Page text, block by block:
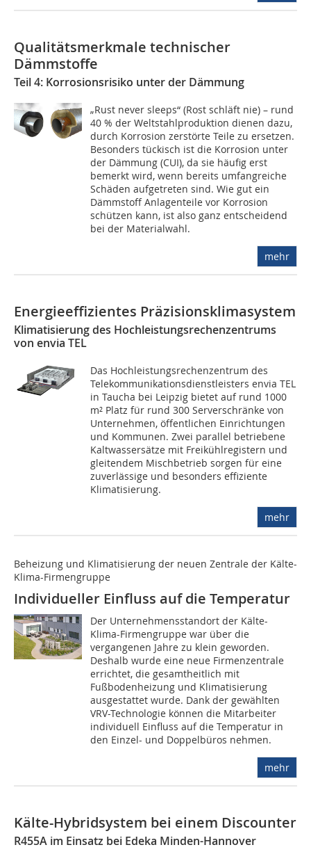
Qualitätsmerkmale technischer
Dämmstoffe
Teil 4: Korrosionsrisiko unter der Dämmung
„Rust never sleeps“ (Rost schläft nie) – rund
40 % der Weltstahlproduktion dienen dazu,
durch Korrosion zerstörte Teile zu ersetzen.
Besonders tückisch ist die Korrosion unter
der Dämmung (CUI), da sie häufig erst
bemerkt wird, wenn bereits umfangreiche
Schäden aufgetreten sind. Wie gut ein
Dämmstoff Anlagenteile vor Korrosion
schützen kann, ist also ganz entscheidend
bei der Materialwahl.
mehr
Energieeffizientes Präzisionsklimasystem
Klimatisierung des Hochleis­tungsrechenzentrums
von envia TEL
Das Hochleis­tungsrechenzentrum des
Telekommunikationsdienstleisters envia TEL
in Taucha bei Leipzig bietet auf rund 1000
m² Platz für rund 300 Serverschränke von
Unternehmen, öffentlichen Einrichtungen
und Kommunen. Zwei parallel betriebene
Kaltwassersätze mit Freikühlre­gistern und
gleitendem Mischbetrieb sorgen für eine
zuverlässige und besonders effiziente
Klimatisierung.
mehr
Beheizung und Klimatisierung der neuen Zentrale der Kälte-
Klima-Firmengruppe
Individueller Einfluss auf die Temperatur
Der Unternehmensstandort der Kälte-
Klima-Firmengruppe war über die
vergangenen Jahre zu klein geworden.
Deshalb wurde eine neue Firmenzentrale
errichtet, die gesamtheitlich mit
Fußbodenheizung und Klimatisierung
ausgestattet wurde. Dank der gewählten
VRV-Technologie können die Mitarbeiter
individuell Einfluss auf die Temperatur in
den Einzel- und Doppelbüros nehmen.
mehr
Kälte-Hybridsystem bei einem Discounter
R455A im Einsatz bei Edeka Minden-Hannover